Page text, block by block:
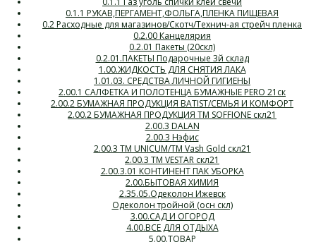
0.1.1 РУКАВ,ПЕРГАМЕНТ,ФОЛЬГА,ПЛЕНКА ПИЩЕВАЯ
0.2 Расходные для магазинов/Скотч/Технич-ая стрейч пленка
0.2.00 Канцелярия
0.2.01 Пакеты (20скл)
0.2.01.ПАКЕТЫ Подарочные 3й склад
1.00.ЖИДКОСТЬ ДЛЯ СНЯТИЯ ЛАКА
1.01.03. СРЕДСТВА ЛИЧНОЙ ГИГИЕНЫ
2.00.1 САЛФЕТКА И ПОЛОТЕНЦА БУМАЖНЫЕ PERO 21ск
2.00.2 БУМАЖНАЯ ПРОДУКЦИЯ BATIST/СЕМЬЯ И КОМФОРТ
2.00.2 БУМАЖНАЯ ПРОДУКЦИЯ ТМ SOFFIONE скл21
2.00.3 DALAN
2.00.3 Нэфис
2.00.3 ТМ UNICUM/ТМ Vash Gold скл21
2.00.3 ТМ VESTAR скл21
2.00.3.01 КОНТИНЕНТ ПАК УБОРКА
2.00.БЫТОВАЯ ХИМИЯ
2.35.05.Одеколон Ижевск
Одеколон тройной (осн скл)
3.00.САД И ОГОРОД
4.00.ВСЕ ДЛЯ ОТДЫХА
5.00.ТОВАР